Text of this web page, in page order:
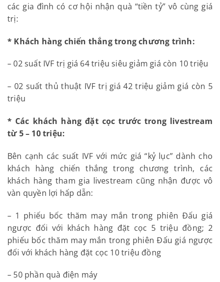
các gia đình có cơ hội nhận quà “tiền tỷ” vô cùng giá
trị:
* Khách hàng chiến thắng trong chương trình:
– 02 suất IVF trị giá 64 triệu siêu giảm giá còn 10 triệu
– 02 suất thủ thuật IVF trị giá 42 triệu giảm giá còn 5
triệu
* Các khách hàng đặt cọc trước trong livestream
từ 5 – 10 triệu:
Bên cạnh các suất IVF với mức giá “kỷ lục” dành cho
khách hàng chiến thắng trong chương trình, các
khách hàng tham gia livestream cũng nhận được vô
vàn quyền lợi hấp dẫn:
– 1 phiếu bốc thăm may mắn trong phiên Đấu giá
ngược đối với khách hàng đặt cọc 5 triệu đồng; 2
phiếu bốc thăm may mắn trong phiên Đấu giá ngược
đối với khách hàng đặt cọc 10 triệu đồng
– 50 phần quà điện máy